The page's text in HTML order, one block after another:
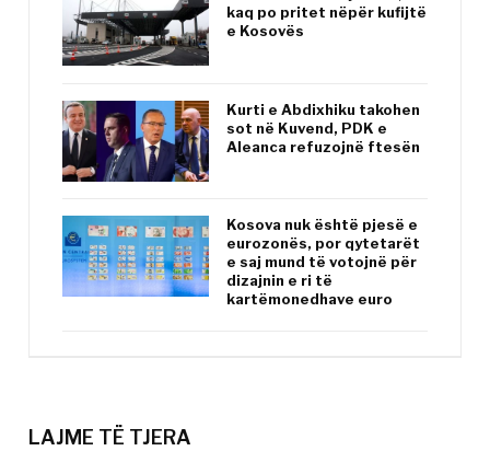
kaq po pritet nëpër kufijtë
e Kosovës
Kurti e Abdixhiku takohen
sot në Kuvend, PDK e
Aleanca refuzojnë ftesën
Kosova nuk është pjesë e
eurozonës, por qytetarët
e saj mund të votojnë për
dizajnin e ri të
kartëmonedhave euro
LAJME TË TJERA